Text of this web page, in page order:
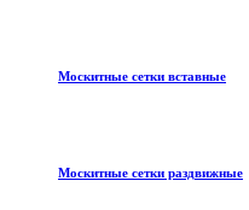
Москитные сетки вставные
Москитные сетки раздвижные